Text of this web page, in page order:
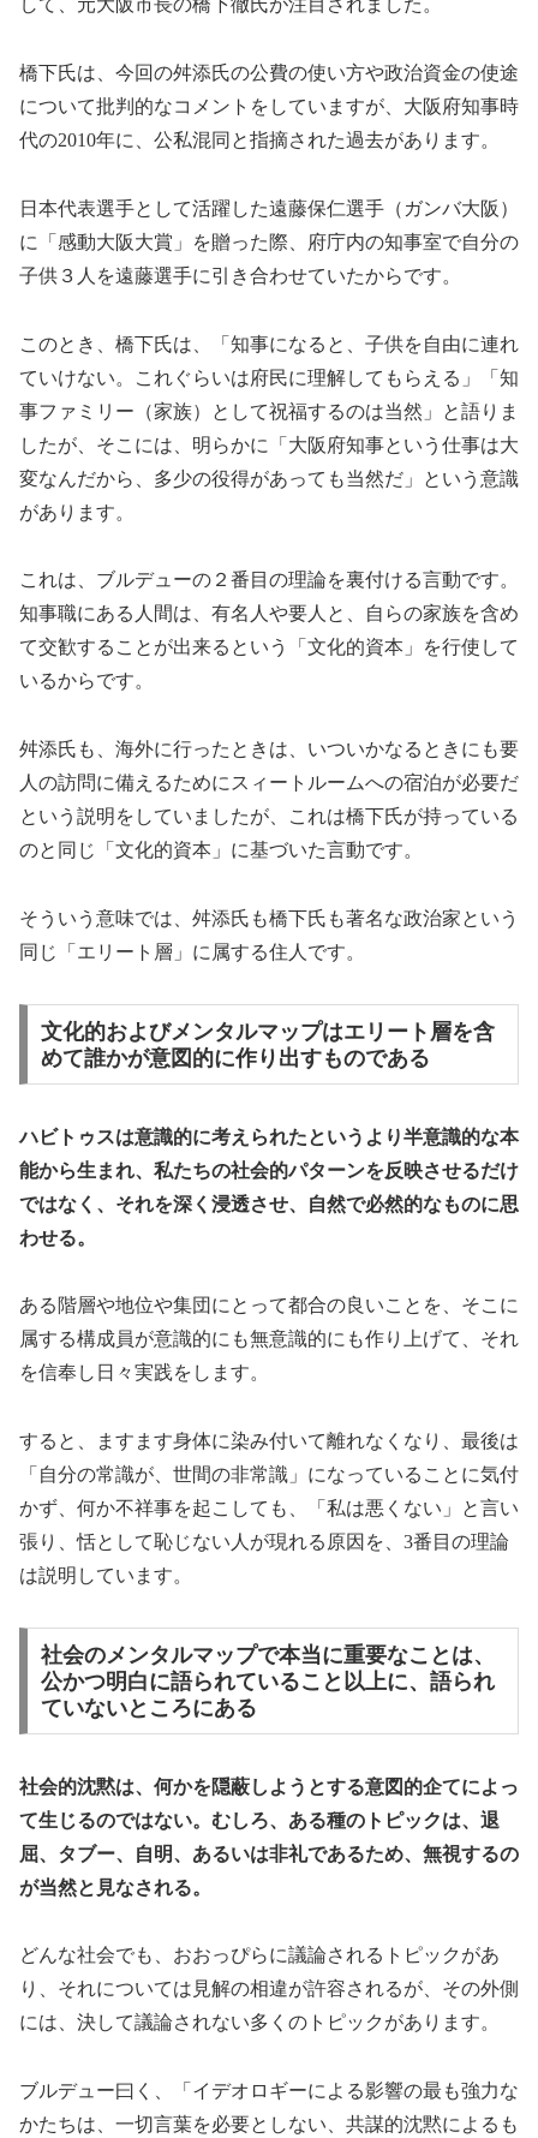
して、元大阪市長の橋下徹氏が注目されました。
橋下氏は、今回の舛添氏の公費の使い方や政治資金の使途
について批判的なコメントをしていますが、大阪府知事時
代の2010年に、公私混同と指摘された過去があります。
日本代表選手として活躍した遠藤保仁選手（ガンバ大阪）
に「感動大阪大賞」を贈った際、府庁内の知事室で自分の
子供３人を遠藤選手に引き合わせていたからです。
このとき、橋下氏は、「知事になると、子供を自由に連れ
ていけない。これぐらいは府民に理解してもらえる」「知
事ファミリー（家族）として祝福するのは当然」と語りま
したが、そこには、明らかに「大阪府知事という仕事は大
変なんだから、多少の役得があっても当然だ」という意識
があります。
これは、ブルデューの２番目の理論を裏付ける言動です。
知事職にある人間は、有名人や要人と、自らの家族を含め
て交歓することが出来るという「文化的資本」を行使して
いるからです。
舛添氏も、海外に行ったときは、いついかなるときにも要
人の訪問に備えるためにスィートルームへの宿泊が必要だ
という説明をしていましたが、これは橋下氏が持っている
のと同じ「文化的資本」に基づいた言動です。
そういう意味では、舛添氏も橋下氏も著名な政治家という
同じ「エリート層」に属する住人です。
文化的およびメンタルマップはエリート層を含
めて誰かが意図的に作り出すものである
ハビトゥスは意識的に考えられたというより半意識的な本
能から生まれ、私たちの社会的パターンを反映させるだけ
ではなく、それを深く浸透させ、自然で必然的なものに思
わせる。
ある階層や地位や集団にとって都合の良いことを、そこに
属する構成員が意識的にも無意識的にも作り上げて、それ
を信奉し日々実践をします。
すると、ますます身体に染み付いて離れなくなり、最後は
「自分の常識が、世間の非常識」になっていることに気付
かず、何か不祥事を起こしても、「私は悪くない」と言い
張り、恬として恥じない人が現れる原因を、3番目の理論
は説明しています。
社会のメンタルマップで本当に重要なことは、
公かつ明白に語られていること以上に、語られ
ていないところにある
社会的沈黙は、何かを隠蔽しようとする意図的企てによっ
て生じるのではない。むしろ、ある種のトピックは、退
屈、タブー、自明、あるいは非礼であるため、無視するの
が当然と見なされる。
どんな社会でも、おおっぴらに議論されるトピックがあ
り、それについては見解の相違が許容されるが、その外側
には、決して議論されない多くのトピックがあります。
ブルデュー曰く、「イデオロギーによる影響の最も強力な
かたちは、一切言葉を必要としない、共謀的沈黙によるも